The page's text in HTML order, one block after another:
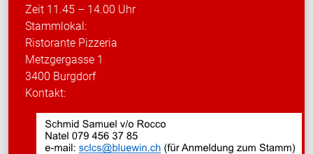
Zeit 11.45 – 14.00 Uhr
Stammlokal:
Ristorante Pizzeria
Metzgergasse 1
3400 Burgdorf
Kontakt: